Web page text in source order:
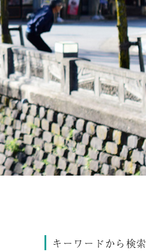
キーワードから検索